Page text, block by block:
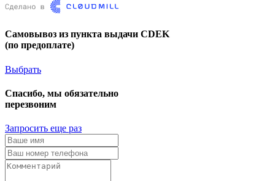
Самовывоз из пункта выдачи CDEK
(по предоплате)
Выбрать
Спасибо, мы обязательно
перезвоним
Запросить еще раз